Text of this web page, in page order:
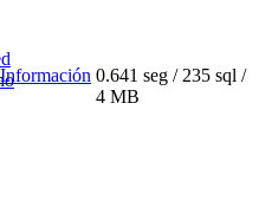
Información 0.641 seg / 235 sql /
4 MB